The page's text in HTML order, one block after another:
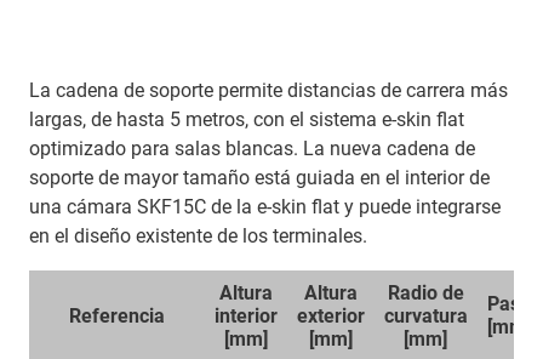
La cadena de soporte permite distancias de carrera más
largas, de hasta 5 metros, con el sistema e-skin flat
optimizado para salas blancas. La nueva cadena de
soporte de mayor tamaño está guiada en el interior de
una cámara SKF15C de la e-skin flat y puede integrarse
en el diseño existente de los terminales.
Referencia
Altura
interior
[mm]
Altura
exterior
[mm]
Radio de
curvatura
[mm]
Paso
[mm]